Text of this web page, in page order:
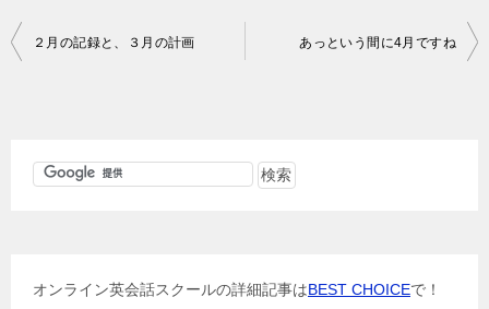
投
２月の記録と、３月の計画 あっという間に4月ですね
オンライン英会話スクールの詳細記事はBEST CHOICEで！